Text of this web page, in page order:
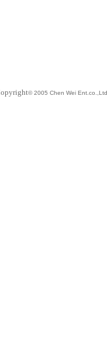
© 2005 Chen Wei